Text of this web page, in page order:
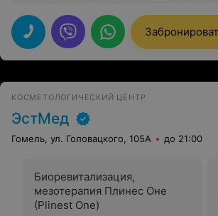
КОСМЕТОЛОГИЧЕСКИЙ ЦЕНТР
ЭстМед
Гомель, ул. Головацкого, 105А до 21:00
Биоревитализация,
мезотерапия Плинес Оне
(Plinest One)